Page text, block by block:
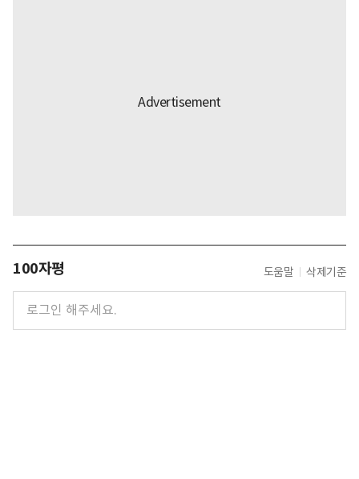
100자평 도움말 삭제기준